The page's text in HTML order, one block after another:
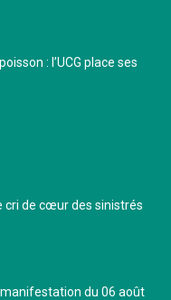
: l’UCG place ses
cri de cœur des sinistrés
manifestation du 06 août